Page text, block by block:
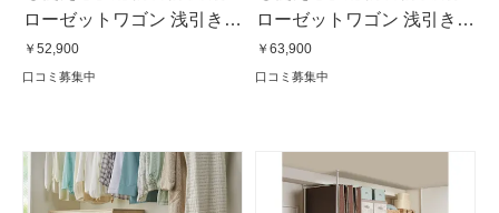
ローゼットワゴン 浅引き5
段・高さ60.5cm
￥52,900
口コミ募集中
ローゼットワゴン 浅引き7
段・高さ80.5cm
￥63,900
口コミ募集中